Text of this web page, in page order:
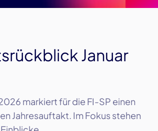
Januar
markiert für die FI-SP einen
Jahresauftakt. Im Fokus stehen